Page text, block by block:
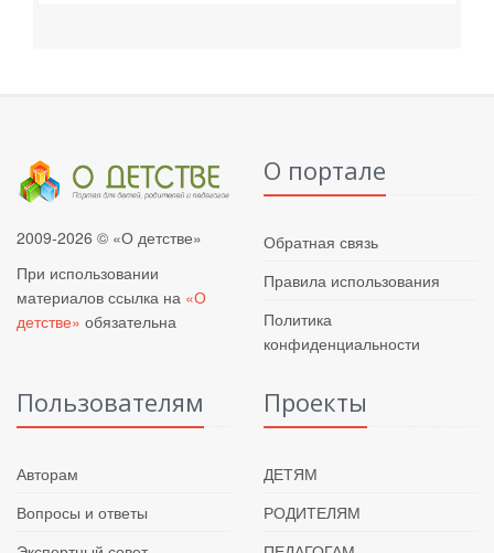
2009-2026 © «О детстве»
При использовании
материалов ссылка на «О
детстве» обязательна
О портале
Обратная связь
Правила использования
Политика
конфиденциальности
Пользователям
Авторам
Вопросы и ответы
Проекты
ДЕТЯМ
РОДИТЕЛЯМ